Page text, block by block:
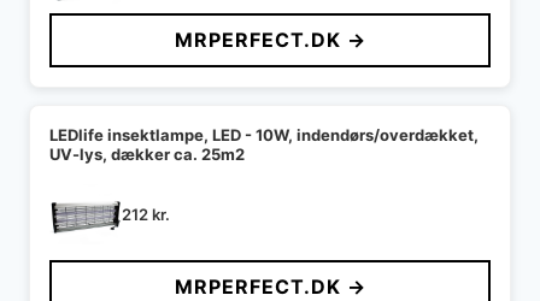
MRPERFECT.DK →
LEDlife insektlampe, LED - 10W, indendørs/overdækket,
UV-lys, dækker ca. 25m2
212kr.
MRPERFECT.DK →